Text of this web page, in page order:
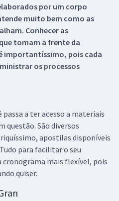
por um corpo
muito bem como as
Conhecer as
tomam a frente da
importantíssimo, pois cada
os processos
a ter acesso a materiais
questão. São diversos
apostilas disponíveis
para facilitar o seu
mais flexível, pois
quiser.